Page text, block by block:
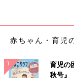
パパにもあのバタバ
ほしかったなぁと。
子どもたちが寝
赤ちゃん・育児
育児の
秋号』